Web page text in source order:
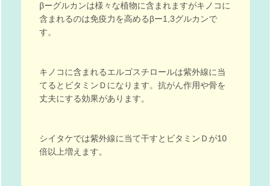
βーグルカンは様々な植物に含まれますがキノコに
含まれるのは免疫力を高めるβー1,3グルカンで
す。
キノコに含まれるエルゴスチロールは紫外線に当
てるとビタミンＤになります。抗がん作用や骨を
丈夫にする効果があります。
シイタケでは紫外線に当て干すとビタミンＤが10
倍以上増えます。